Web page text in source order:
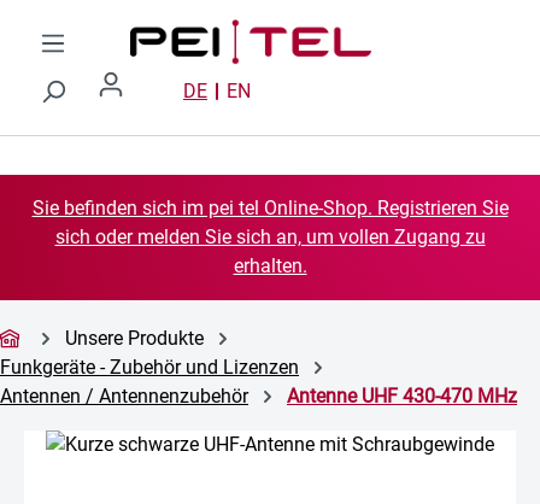
Zum Hauptinhalt springen
DE EN
Sie befinden sich im pei tel Online-Shop. Registrieren Sie
sich oder melden Sie sich an, um vollen Zugang zu
erhalten.
Unsere Produkte
Funkgeräte - Zubehör und Lizenzen
Antennen / Antennenzubehör
Antenne UHF 430-470 MHz
Bildergalerie überspringen